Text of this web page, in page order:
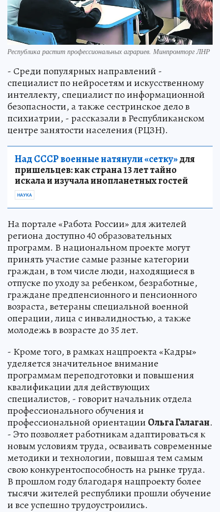
Республика растит профессиональных аграриев. Минпромторг ЛНР
- Среди популярных направлений -
специалист по нейросетям и искусственному
интеллекту, специалист по информационной
безопасности, а также сестринское дело в
психиатрии, - рассказали в Республиканском
центре занятости населения (РЦЗН).
Над СССР военные натянули «сетку»для
пришельцев: как страна 13 лет тайно
искала и изучала инопланетных гостей
НАУКА
На портале «Работа России» для жителей
региона доступно 40 образовательных
программ. В национальном проекте могут
принять участие самые разные категории
граждан, в том числе люди, находящиеся в
отпуске по уходу за ребенком, безработные,
граждане предпенсионного и пенсионного
возраста, ветераны специальной военной
операции, лица с инвалидностью, а также
молодежь в возрасте до 35 лет.
- Кроме того, в рамках нацпроекта «Кадры»
уделяется значительное внимание
программам переподготовки и повышения
квалификации для действующих
специалистов, - говорит начальник отдела
профессионального обучения и
профессиональной ориентации Ольга Галаган.
- Это позволяет работникам адаптироваться к
новым условиям труда, осваивать современные
методики и технологии, повышая тем самым
свою конкурентоспособность на рынке труда.
В прошлом году благодаря нацпроекту более
тысячи жителей республики прошли обучение
и все успешно трудоустроились.